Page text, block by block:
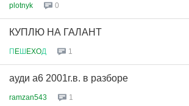
plotnyk 0
КУПЛЮ НА ГАЛАНТ
ПEШEXOД 1
ауди а6 2001г.в. в разборе
ramzan543 1